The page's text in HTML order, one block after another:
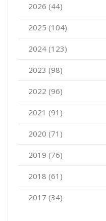
2026 (44)
2025 (104)
2024 (123)
2023 (98)
2022 (96)
2021 (91)
2020 (71)
2019 (76)
2018 (61)
2017 (34)